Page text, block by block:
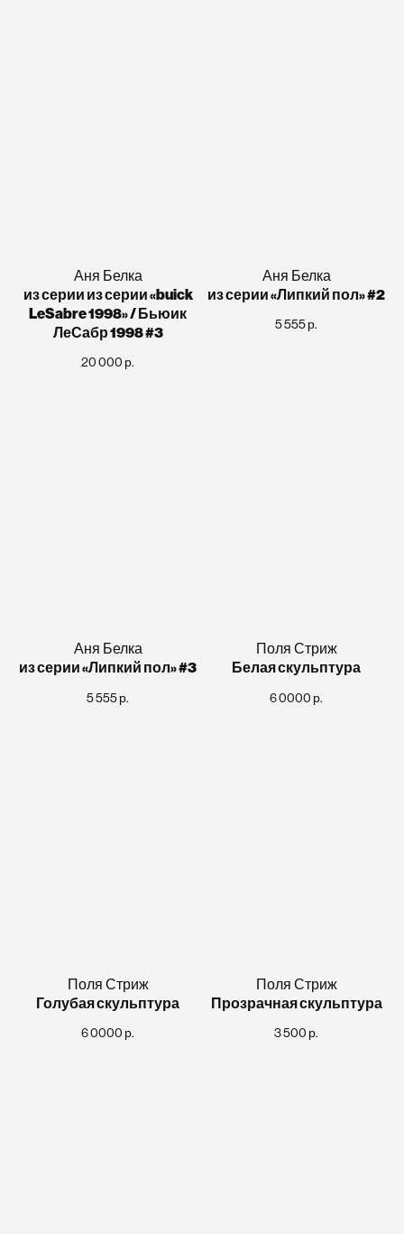
Аня Белка
из серии из серии «buick
LeSabre 1998» / Бьюик
ЛеСабр 1998 #3
20 000 р.
Аня Белка
из серии «Липкий пол» #2
5 555 р.
Аня Белка
из серии «Липкий пол» #3
5 555 р.
Поля Стриж
Белая скульптура
6 0000 р.
Поля Стриж
Голубая скульптура
6 0000 р.
Поля Стриж
Прозрачная скульптура
3 500 р.